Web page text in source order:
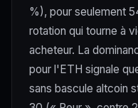
%), pour seulement
rotation qui tourne à
acheteur. La
pour l'ETH signale
sans bascule altcoin